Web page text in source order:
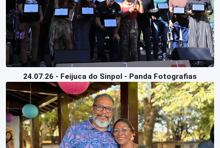
24.07.26 - Feijuca do Sinpol - Panda Fotografias